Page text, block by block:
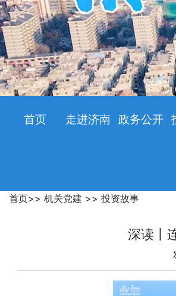
首页 走进济南 政务公开
首页>> 机关党建 >> 投资故事
深读丨